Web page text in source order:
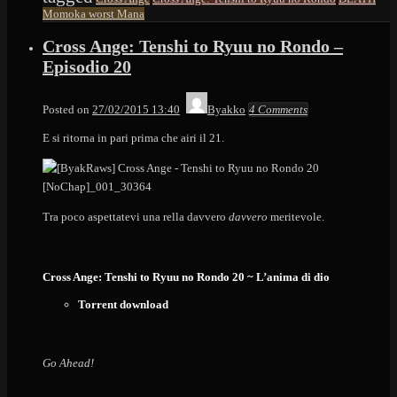
Momoka worst Mana
Cross Ange: Tenshi to Ryuu no Rondo –
Episodio 20
Posted on 27/02/2015 13:40 Byakko 4 Comments
E si ritorna in pari prima che airi il 21.
Tra poco aspettatevi una rella davvero davvero meritevole.
Cross Ange: Tenshi to Ryuu no Rondo 20 ~ L’anima di dio
Torrent download
Go Ahead!